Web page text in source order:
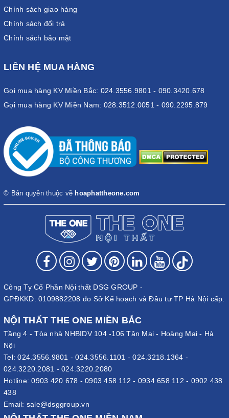
Chính sách giao hàng
Chính sách đổi trả
Chính sách bảo mật
LIÊN HỆ MUA HÀNG
Gọi mua hàng KV Miền Bắc: 024.3556.9801 - 090.3420.678
Gọi mua hàng KV Miền Nam: 028.3512.0051 - 090.2295.879
© Bản quyền thuộc về hoaphattheone.com
Công Ty Cổ Phần Nội thất DSG GROUP -
GPĐKKD: 0109882208 do Sở Kế hoạch và Đầu tư TP Hà Nội cấp.
NỘI THẤT THE ONE MIỀN BẮC
Tầng 4 - Tòa nhà NHBIDV 104 -106 Tân Mai - Hoàng Mai - Hà
Nội
Tel:024.3556.9801 -024.3556.1101 -024.3218.1364 -
024.3220.2081 - 024.3220.2080
Hotline:0903 420 678 - 0903 458 112 - 0934 658 112 - 0902 438
438
Email: sale@dsggroup.vn